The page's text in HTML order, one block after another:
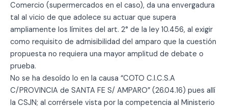
Comercio (supermercados en el caso), da una envergadura
tal al vicio de que adolece su actuar que supera
ampliamente los límites del art. 2° de la ley 10.456, al exigir
como requisito de admisibilidad del amparo que la cuestión
propuesta no requiera una mayor amplitud de debate o
prueba.
No se ha desoído lo en la causa “COTO C.I.C.S.A
C/PROVINCIA de SANTA FE S/ AMPARO” (26.04.16) pues allí
la CSJN; al corrérsele vista por la competencia al Ministerio